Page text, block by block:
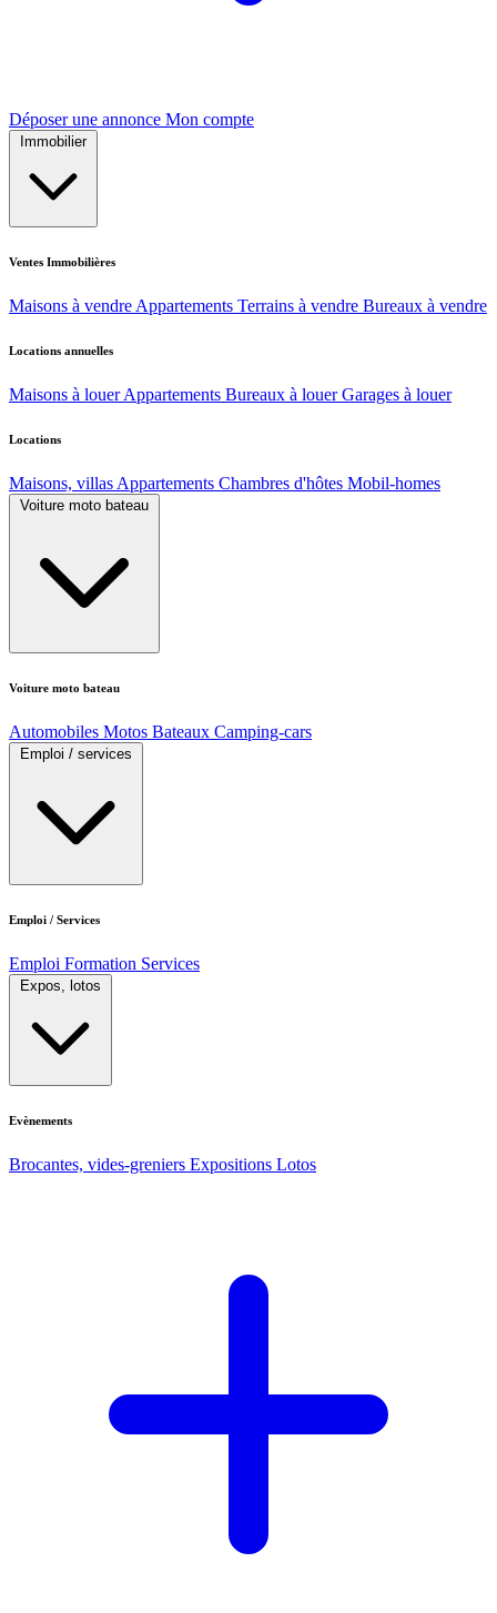
Déposer une annonce Mon compte
Immobilier
Ventes Immobilières
Maisons à vendre Appartements Terrains à vendre Bureaux à vendre
Locations annuelles
Maisons à louer Appartements Bureaux à louer Garages à louer
Locations
Maisons, villas Appartements Chambres d'hôtes Mobil-homes
Voiture moto bateau
Voiture moto bateau
Automobiles Motos Bateaux Camping-cars
Emploi / services
Emploi / Services
Emploi Formation Services
Expos, lotos
Evènements
Brocantes, vides-greniers Expositions Lotos